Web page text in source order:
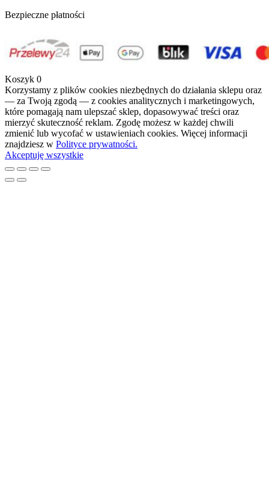
Bezpieczne płatności
Koszyk 0
Korzystamy z plików cookies niezbędnych do działania sklepu oraz
— za Twoją zgodą — z cookies analitycznych i marketingowych,
które pomagają nam ulepszać sklep, dopasowywać treści oraz
mierzyć skuteczność reklam. Zgodę możesz w każdej chwili
zmienić lub wycofać w ustawieniach cookies. Więcej informacji
znajdziesz w Polityce prywatności.
Akceptuję wszystkie